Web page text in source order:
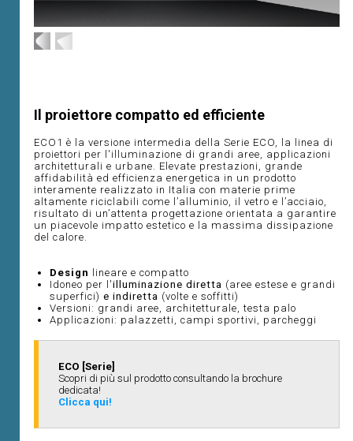
Il proiettore compatto ed efficiente
ECO1 è la versione intermedia della Serie ECO, la linea di
proiettori per l'illuminazione di grandi aree, applicazioni
architetturali e urbane. Elevate prestazioni, grande
affidabilità ed efficienza energetica in un prodotto
interamente realizzato in Italia con materie prime
altamente riciclabili come l’alluminio, il vetro e l’acciaio,
risultato di un’attenta progettazione orientata a garantire
un piacevole impatto estetico e la massima dissipazione
del calore.
Design lineare e compatto
Idoneo per l'illuminazione diretta (aree estese e grandi
superfici) e indiretta (volte e soffitti)
Versioni: grandi aree, architetturale, testa palo
Applicazioni: palazzetti, campi sportivi, parcheggi
ECO [Serie]
Scopri di più sul prodotto consultando la brochure
dedicata!
Clicca qui!